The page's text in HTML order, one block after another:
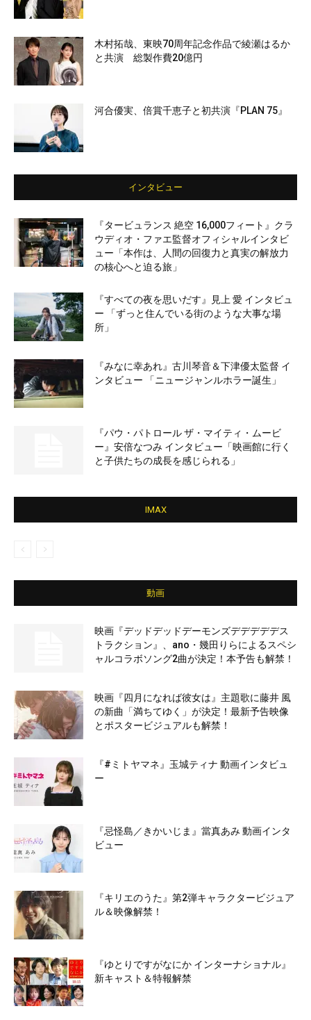
木村拓哉、東映70周年記念作品で綾瀬はるか
と共演 総製作費20億円
河合優実、倍賞千恵子と初共演『PLAN 75』
インタビュー
『タービュランス 絶空 16,000フィート』クラ
ウディオ・ファエ監督オフィシャルインタビ
ュー「本作は、人間の回復力と真実の解放力
の核心へと迫る旅」
『すべての夜を思いだす』見上 愛 インタビュ
ー 「ずっと住んでいる街のような大事な場
所」
『みなに幸あれ』古川琴音＆下津優太監督 イ
ンタビュー 「ニュージャンルホラー誕生」
『パウ・パトロール ザ・マイティ・ムービ
ー』安倍なつみ インタビュー「映画館に行く
と子供たちの成長を感じられる」
IMAX
動画
映画『デッドデッドデーモンズデデデデデス
トラクション』、ano・幾田りらによるスペシ
ャルコラボソング2曲が決定！本予告も解禁！
映画『四月になれば彼女は』主題歌に藤井 風
の新曲「満ちてゆく」が決定！最新予告映像
とポスタービジュアルも解禁！
『#ミトヤマネ』玉城ティナ 動画インタビュ
ー
『忌怪島／きかいじま』當真あみ 動画インタ
ビュー
『キリエのうた』第2弾キャラクタービジュア
ル＆映像解禁！
『ゆとりですがなにか インターナショナル』
新キャスト＆特報解禁